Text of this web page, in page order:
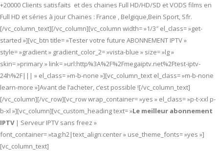
+20000 Clients satisfaits et des chaines Full HD/HD/SD et VODS films en
Full HD et séries à jour Chaines : France , Belgique,Bein Sport, Sfr.
[/vc_column_text][/vc_column][vc_column width= »1/3″ el_class= »get-
started »][vc_btn title= »Tester votre future ABONNEMENT IPTV »
style= »gradient » gradient_color_2= »vista-blue » size= »lg »
skin= »primary » link= »url:http%3A%2F%2Fmegaiptv.net%2Ftest-iptv-
24h%2F||| » el_class= »m-b-none »][vc_column_text el_class= »m-b-none
learn-more »]Avant de l’acheter, c’est possible ![/vc_column_text]
[/vc_column][/vc_row][vc_row wrap_container= »yes » el_class= »p-t-xxl p-
b-xl »][vc_column][vc_custom_heading text= »Le meilleur abonnement
IPTV | Serveur IPTV sans freez »
font_container= »tag:h2|text_align:center » use_theme_fonts= »yes »]
[vc_column_text]